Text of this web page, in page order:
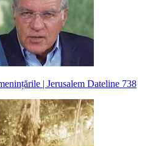
| Jerusalem Dateline 738